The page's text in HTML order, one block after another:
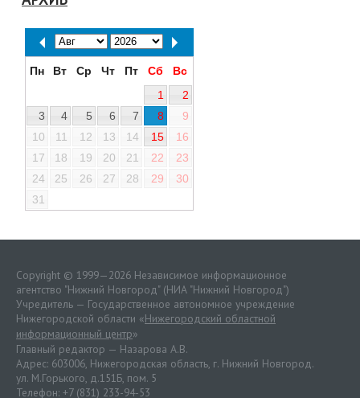
Пн Вт Ср Чт Пт Сб
Вс
1
2
3
4 5 6 7 8
9
10
11 12 13 14 15
16
17
18 19 20 21 22
23
24
25 26 27 28 29
30
31
Copyright © 1999—2026 Независимое информационное
агентство "Нижний Новгород" (НИА "Нижний Новгород")
Учредитель — Государственное автономное учреждение
Нижегородской области «Нижегородский областной
информационный центр»
Главный редактор — Назарова А.В.
Адрес: 603006, Нижегородская область, г. Нижний Новгород.
ул. М.Горького, д.151Б, пом. 5
Телефон: +7 (831) 233-94-53